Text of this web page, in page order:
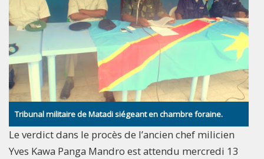
Tribunal militaire de Matadi siégeant en chambre foraine.
Le verdict dans le procès de l’ancien chef milicien
Yves Kawa Panga Mandro est attendu mercredi 13